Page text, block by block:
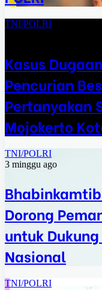
TNI/POLRI
Kasus
Pencurian
Pertanyakan
Mojokerto
TNI/POLRI
3 minggu ago
Dorong
untuk
Nasional
TNI/POLRI